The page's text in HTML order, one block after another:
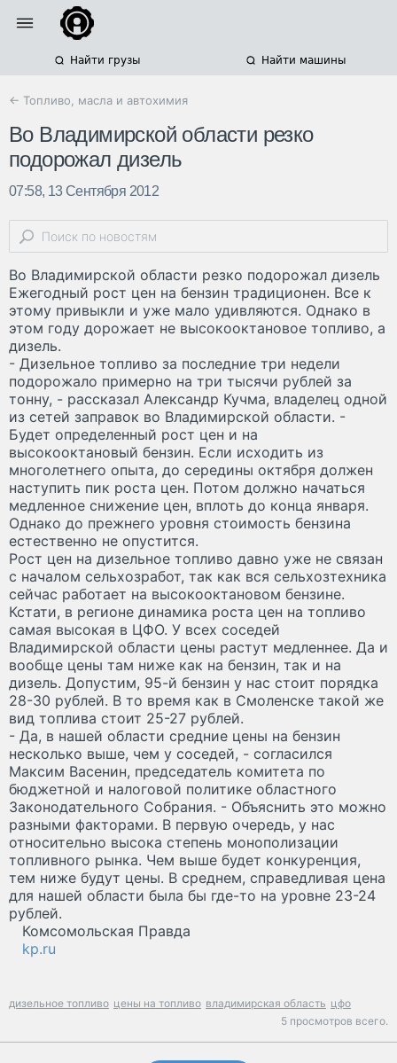
Найти грузы Найти машины
← Топливо, масла и автохимия
Во Владимирской области резко
подорожал дизель
07:58, 13 Сентября 2012
Во Владимирской области резко подорожал дизель
Ежегодный рост цен на бензин традиционен. Все к
этому привыкли и уже мало удивляются. Однако в
этом году дорожает не высокооктановое топливо, а
дизель.
- Дизельное топливо за последние три недели
подорожало примерно на три тысячи рублей за
тонну, - рассказал Александр Кучма, владелец одной
из сетей заправок во Владимирской области. -
Будет определенный рост цен и на
высокооктановый бензин. Если исходить из
многолетнего опыта, до середины октября должен
наступить пик роста цен. Потом должно начаться
медленное снижение цен, вплоть до конца января.
Однако до прежнего уровня стоимость бензина
естественно не опустится.
Рост цен на дизельное топливо давно уже не связан
с началом сельхозработ, так как вся сельхозтехника
сейчас работает на высокооктановом бензине.
Кстати, в регионе динамика роста цен на топливо
самая высокая в ЦФО. У всех соседей
Владимирской области цены растут медленнее. Да и
вообще цены там ниже как на бензин, так и на
дизель. Допустим, 95-й бензин у нас стоит порядка
28-30 рублей. В то время как в Смоленске такой же
вид топлива стоит 25-27 рублей.
- Да, в нашей области средние цены на бензин
несколько выше, чем у соседей, - согласился
Максим Васенин, председатель комитета по
бюджетной и налоговой политике областного
Законодательного Собрания. - Объяснить это можно
разными факторами. В первую очередь, у нас
относительно высока степень монополизации
топливного рынка. Чем выше будет конкуренция,
тем ниже будут цены. В среднем, справедливая цена
для нашей области была бы где-то на уровне 23-24
рублей.
Комсомольская Правда
kp.ru
дизельное топливо цены на топливо владимирская область цфо
5 просмотров всего.